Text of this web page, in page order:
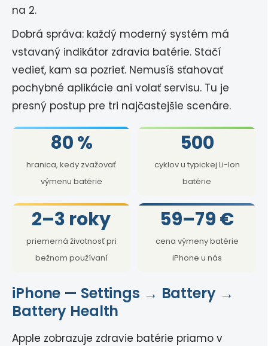
na 2.
Dobrá správa: každý moderný systém má
vstavaný indikátor zdravia batérie. Stačí
vedieť, kam sa pozrieť. Nemusíš sťahovať
pochybné aplikácie ani volať servisu. Tu je
presný postup pre tri najčastejšie scenáre.
80 %
hranica, kedy zvažovať
výmenu batérie
500
cyklov u typickej Li-Ion
batérie
2–3 roky
priemerná životnosť pri
bežnom používaní
59–79 €
cena výmeny batérie
iPhone u nás
iPhone — Settings → Battery →
Battery Health
Apple zobrazuje zdravie batérie priamo v